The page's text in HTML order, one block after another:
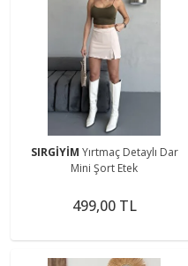
SIRGİYİM Yırtmaç Detaylı Dar
Mini Şort Etek
499,00 TL